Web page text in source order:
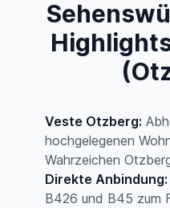
Veste Otzberg:
hochgelegenen
Wahrzeichen
Direkte Anbindung:
B426 und B45 zum